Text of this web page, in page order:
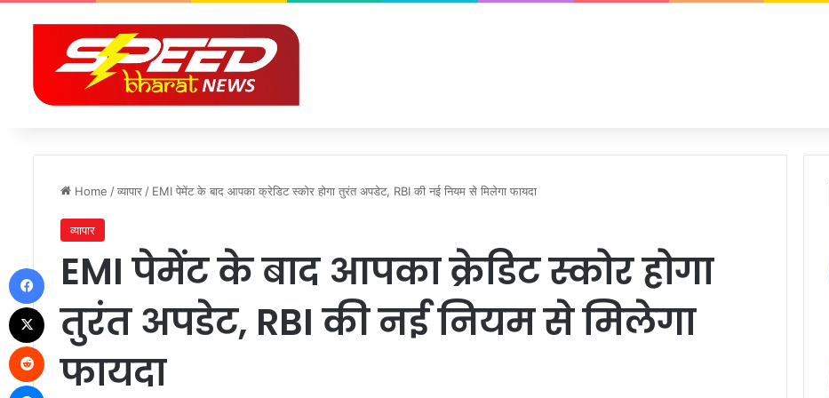
Home /व्यापार / EMI पेमेंट के बाद आपका क्रेडिट स्कोर होगा तुरंत अपडेट, RBI की नई नियम से मिलेगा फायदा
व्यापार
EMI पेमेंट के बाद आपका क्रेडिट स्कोर होगा
तुरंत अपडेट, RBI की नई नियम से मिलेगा
फायदा
Facebook
Reddit
Messenger